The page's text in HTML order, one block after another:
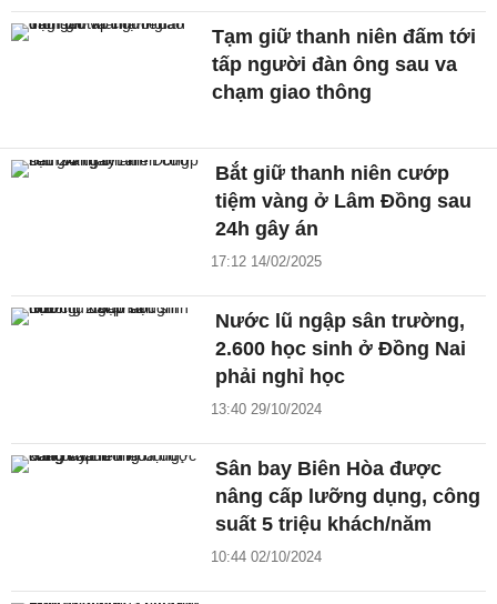
Tạm giữ thanh niên đấm tới
tấp người đàn ông sau va
chạm giao thông
Bắt giữ thanh niên cướp
tiệm vàng ở Lâm Đồng sau
24h gây án
17:12 14/02/2025
Nước lũ ngập sân trường,
2.600 học sinh ở Đồng Nai
phải nghỉ học
13:40 29/10/2024
Sân bay Biên Hòa được
nâng cấp lưỡng dụng, công
suất 5 triệu khách/năm
10:44 02/10/2024